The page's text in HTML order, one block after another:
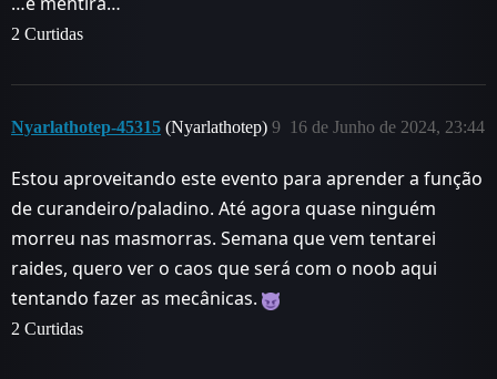
2 Curtidas
Nyarlathotep-45315 (Nyarlathotep) 16 de Junho de 2024, 23:44
9
Estou aproveitando este evento para aprender a função
de curandeiro/paladino. Até agora quase ninguém
morreu nas masmorras. Semana que vem tentarei
raides, quero ver o caos que será com o noob aqui
tentando fazer as mecânicas.
2 Curtidas